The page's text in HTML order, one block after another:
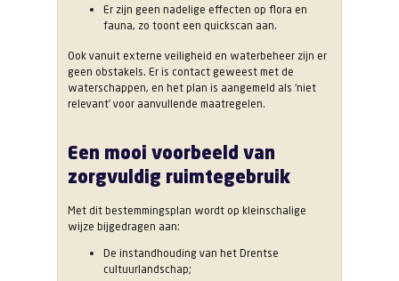
Er zijn geen nadelige effecten op flora en
fauna, zo toont een quickscan aan.
Ook vanuit externe veiligheid en waterbeheer zijn er
geen obstakels. Er is contact geweest met de
waterschappen, en het plan is aangemeld als ‘niet
relevant’ voor aanvullende maatregelen.
Een mooi voorbeeld van
zorgvuldig ruimtegebruik
Met dit bestemmingsplan wordt op kleinschalige
wijze bijgedragen aan:
De instandhouding van het Drentse
cultuurlandschap;